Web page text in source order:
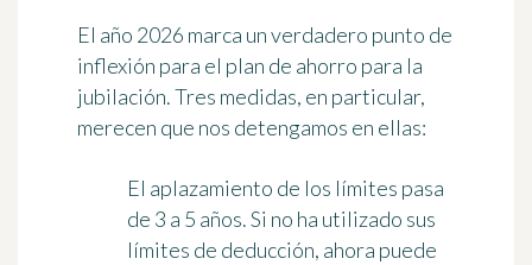
El año 2026 marca un verdadero punto de
inflexión para el plan de ahorro para la
jubilación. Tres medidas, en particular,
merecen que nos detengamos en ellas:
El aplazamiento de los límites pasa
de 3 a 5 años.Si no ha utilizado sus
límites de deducción, ahora puede